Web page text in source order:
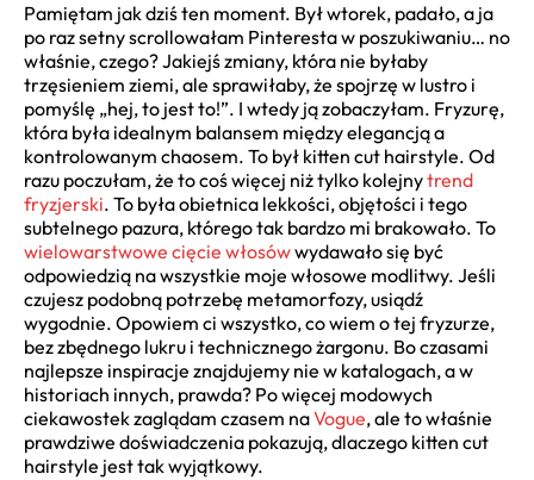
Pamiętam jak dziś ten moment. Był wtorek, padało, a ja
po raz setny scrollowałam Pinteresta w poszukiwaniu… no
właśnie, czego? Jakiejś zmiany, która nie byłaby
trzęsieniem ziemi, ale sprawiłaby, że spojrzę w lustro i
pomyślę „hej, to jest to!”. I wtedy ją zobaczyłam. Fryzurę,
która była idealnym balansem między elegancją a
kontrolowanym chaosem. To był kitten cut hairstyle. Od
razu poczułam, że to coś więcej niż tylko kolejnytrend
fryzjerski. To była obietnica lekkości, objętości i tego
subtelnego pazura, którego tak bardzo mi brakowało. To
wielowarstwowe cięcie włosówwydawało się być
odpowiedzią na wszystkie moje włosowe modlitwy. Jeśli
czujesz podobną potrzebę metamorfozy, usiądź
wygodnie. Opowiem ci wszystko, co wiem o tej fryzurze,
bez zbędnego lukru i technicznego żargonu. Bo czasami
najlepsze inspiracje znajdujemy nie w katalogach, a w
historiach innych, prawda? Po więcej modowych
ciekawostek zaglądam czasem naVogue, ale to właśnie
prawdziwe doświadczenia pokazują, dlaczego kitten cut
hairstyle jest tak wyjątkowy.